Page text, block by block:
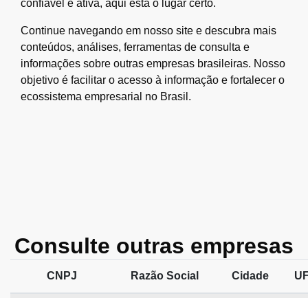
confiável e ativa, aqui está o lugar certo.
Continue navegando em nosso site e descubra mais
conteúdos, análises, ferramentas de consulta e
informações sobre outras empresas brasileiras. Nosso
objetivo é facilitar o acesso à informação e fortalecer o
ecossistema empresarial no Brasil.
Consulte outras empresas
CNPJ Razão Social Cidade